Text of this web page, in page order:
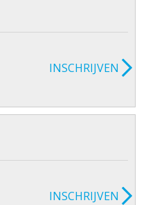
INSCHRIJVEN
INSCHRIJVEN